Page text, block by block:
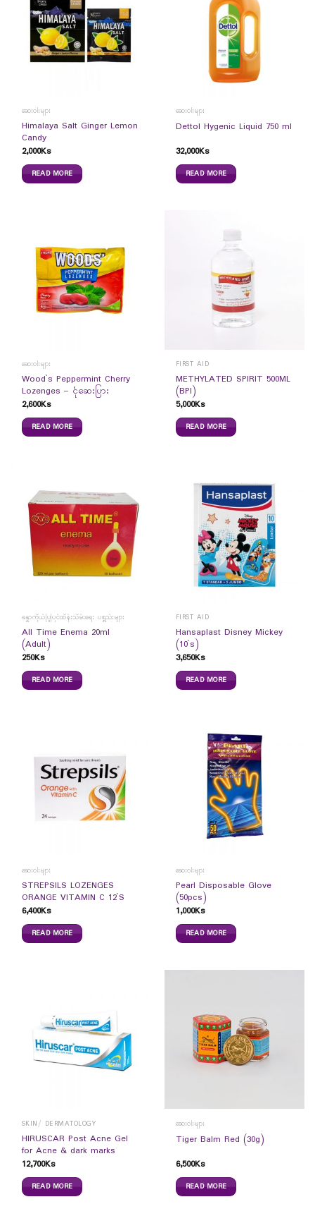
ဆေးဝါးများ
Himalaya Salt Ginger Lemon
Candy
2,000Ks
READ MORE
ဆေးဝါးများ
Dettol Hygenic Liquid 750 ml
32,000Ks
READ MORE
ဆေးဝါးများ
Wood`s Peppermint Cherry
Lozenges – ငုံဆေးပြား
2,600Ks
READ MORE
FIRST AID
METHYLATED SPIRIT 500ML
(BPI)
5,000Ks
READ MORE
ခန္ဓာကိုယ်ပြုပြင်ထိန်းသိမ်းရေး ပစ္စည်းများ
All Time Enema 20ml
(Adult)
250Ks
READ MORE
FIRST AID
Hansaplast Disney Mickey
(10`s)
3,650Ks
READ MORE
ဆေးဝါးများ
STREPSILS LOZENGES
ORANGE VITAMIN C 12`S
6,400Ks
READ MORE
ဆေးဝါးများ
Pearl Disposable Glove
(50pcs)
1,000Ks
READ MORE
SKIN/ DERMATOLOGY
HIRUSCAR Post Acne Gel
for Acne & dark marks
12,700Ks
READ MORE
ဆေးဝါးများ
Tiger Balm Red (30g)
6,500Ks
READ MORE